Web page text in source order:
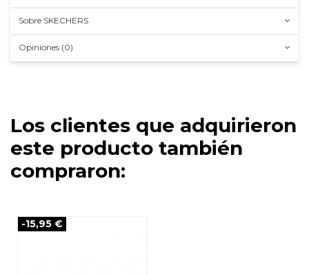
Sobre SKECHERS
Opiniones (0)
Los clientes que adquirieron
este producto también
compraron:
-15,95 €